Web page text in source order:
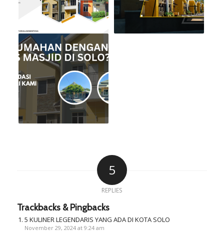
5
REPLIES
Trackbacks & Pingbacks
5 KULINER LEGENDARIS YANG ADA DI KOTA SOLO
November 29, 2024 at 9:24 am